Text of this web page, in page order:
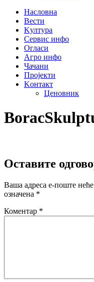
Насловна
Вести
Kултура
Сервис инфо
Огласи
Агро инфо
Чачани
Пројекти
Kонтакт
Ценовник
Оставите
Ваша адреса е-поште
означена *
Коментар *